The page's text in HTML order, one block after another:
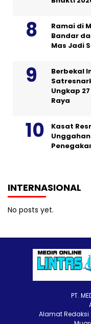
Ramai di
Bandar
Mas Jadi
Berbekal
Ungkap
Raya
Kasat
INTERNASIONAL
No posts yet.
PT.
Alamat Redaksi